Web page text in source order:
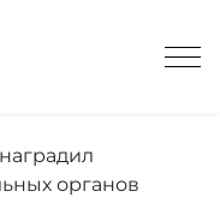
органов